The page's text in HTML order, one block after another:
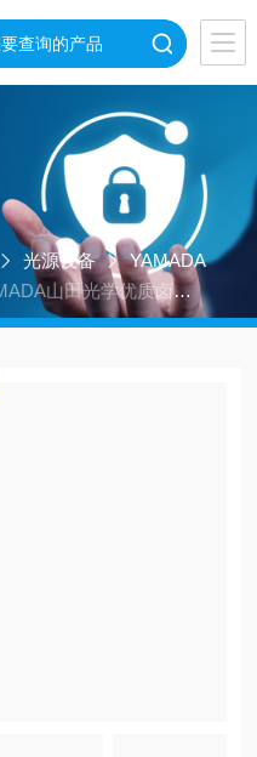
光源设备
YAMADA
山田光学优质卤素